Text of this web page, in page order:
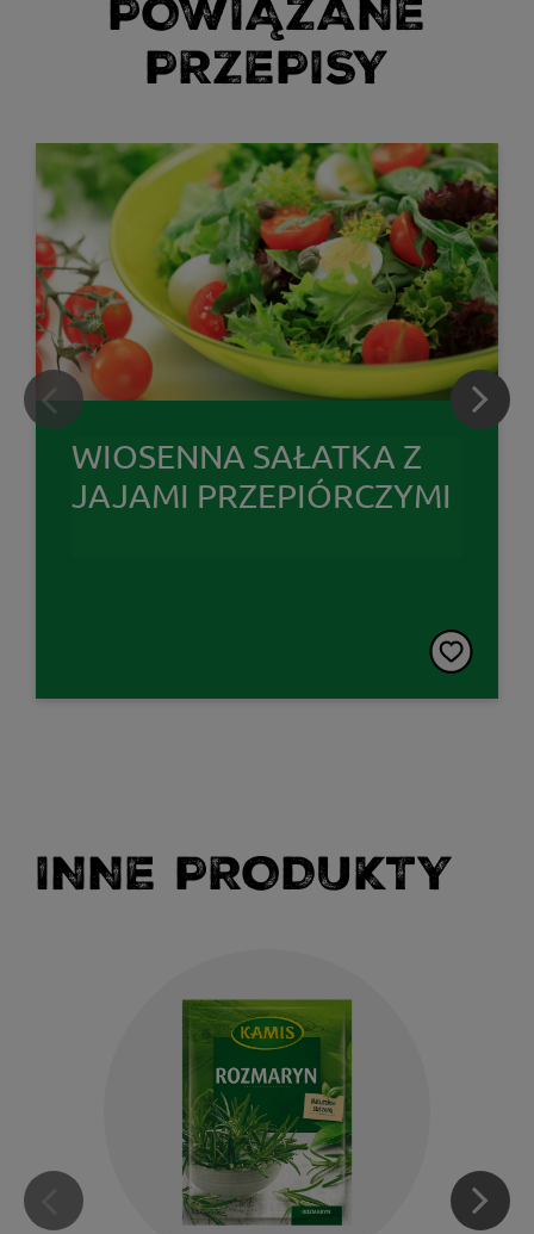
POWIĄZANE
PRZEPISY
WIOSENNA SAŁATKA Z
JAJAMI PRZEPIÓRCZYMI
INNE PRODUKTY